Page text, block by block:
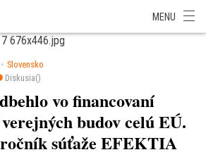
MENU
Slovensko
Diskusia()
vo financovaní
budov celú EÚ.
súťaže EFEKTIA